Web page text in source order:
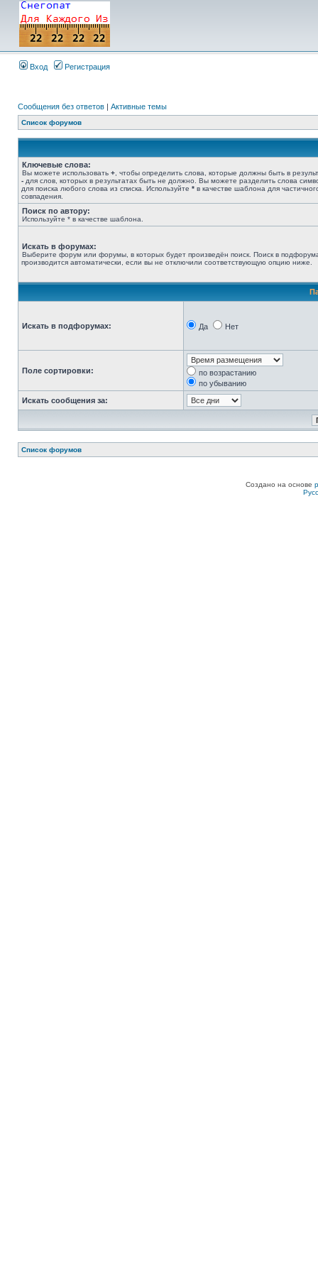
Вход Регистрация
Сообщения без ответов | Активные темы
Список форумов
Ключевые слова:
Вы можете использовать + , чтобы определить слова, которые должны быть в
- для слов, которых в результатах быть не должно. Вы можете разделить слова
для поиска любого слова из списка. Используйте * в качестве шаблона для
совпадения.
Поиск по автору:
Используйте * в качестве шаблона.
Искать в форумах:
Выберите форум или форумы, в которых будет произведён поиск. Поиск в
производится автоматически, если вы не отключили соответствующую опцию ниже.
Искать в подфорумах: Да Нет
Поле сортировки:
по возрастанию
по убыванию
Искать сообщения за:
Список форумов
Создано на основе